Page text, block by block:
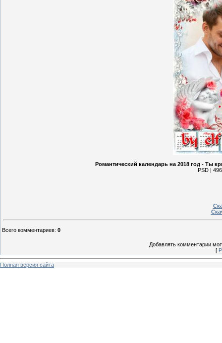
Романтический календарь на 2018 год - Ты
PSD |
Всего комментариев: 0
Добавлять комментарии
[
Полная версия сайта